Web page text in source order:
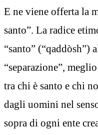
E ne viene offerta la
santo”. La radice
“santo” (“qaddòsh”)
“separazione”,
tra chi è santo e chi
dagli uomini nel
sopra di ogni ente